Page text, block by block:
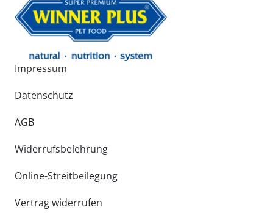
Impressum
Datenschutz
AGB
Widerrufsbelehrung
Online-Streitbeilegung
Vertrag widerrufen